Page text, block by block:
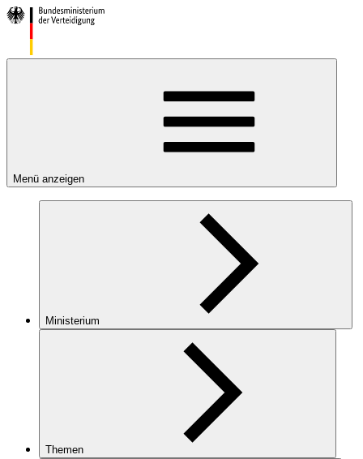
Menü anzeigen
Ministerium
Themen